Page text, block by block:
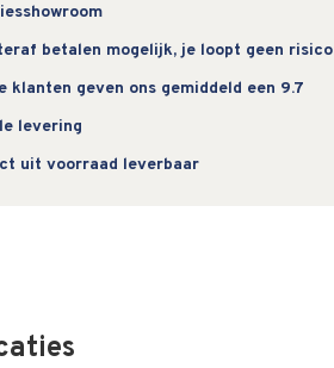
betalen mogelijk, je loopt geen risico
klanten geven ons gemiddeld een 9.7
levering
uit voorraad leverbaar